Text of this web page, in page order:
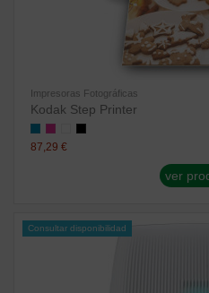
Impresoras Fotográficas
Kodak Step Printer
87,29 €
ver
Consultar disponibilidad